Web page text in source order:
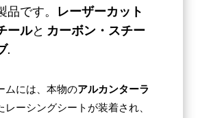
品です。 レーザーカット
ールと カーボン・スチー
.
ムには、本物のアルカンターラ
レーシングシートが装着され、